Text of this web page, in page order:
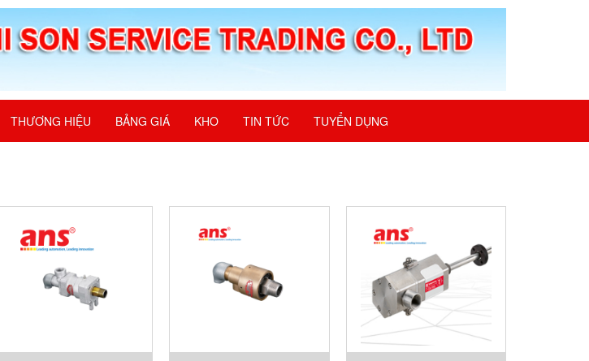
THƯƠNG HIỆU BẢNG GIÁ KHO TIN TỨC TUYỂN DỤNG